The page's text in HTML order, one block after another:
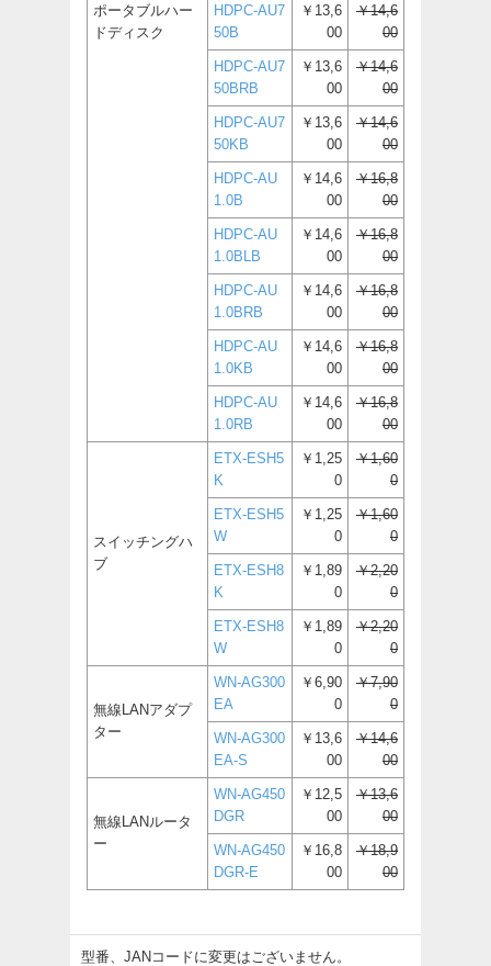
ポータブルハー
ドディスク
HDPC-AU7
50B
￥13,6
00
￥14,6
00
HDPC-AU7
50BRB
￥13,6
00
￥14,6
00
HDPC-AU7
50KB
￥13,6
00
￥14,6
00
HDPC-AU
1.0B
￥14,6
00
￥16,8
00
HDPC-AU
1.0BLB
￥14,6
00
￥16,8
00
HDPC-AU
1.0BRB
￥14,6
00
￥16,8
00
HDPC-AU
1.0KB
￥14,6
00
￥16,8
00
HDPC-AU
1.0RB
￥14,6
00
￥16,8
00
スイッチングハ
ブ
ETX-ESH5
K
￥1,25
0
￥1,60
0
ETX-ESH5
W
￥1,25
0
￥1,60
0
ETX-ESH8
K
￥1,89
0
￥2,20
0
ETX-ESH8
W
￥1,89
0
￥2,20
0
無線LANアダプ
ター
WN-AG300
EA
￥6,90
0
￥7,90
0
WN-AG300
EA-S
￥13,6
00
￥14,6
00
無線LANルータ
ー
WN-AG450
DGR
￥12,5
00
￥13,6
00
WN-AG450
DGR-E
￥16,8
00
￥18,9
00
型番、JANコードに変更はございません。